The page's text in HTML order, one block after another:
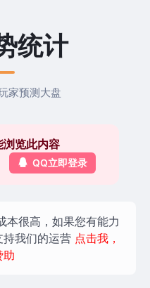
统计
家预测大盘
浏览此内容
QQ立即登录
本很高，如果您有能力
持我们的运营 点击我，
助